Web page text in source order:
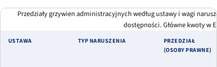
Przedziały grzywien administracyjnych według ustawy i wagi
dostępności. Główne kwoty w
USTAWA TYP NARUSZENIA
PRZEDZIAŁ
(OSOBY PRAWNE)